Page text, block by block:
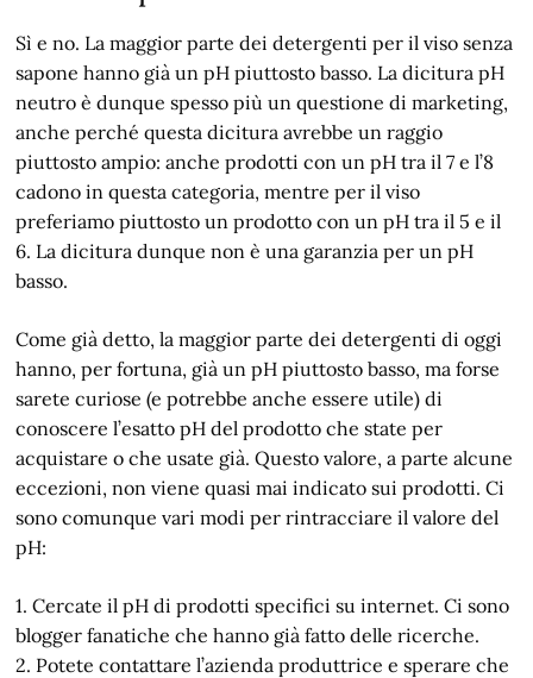
Sì e no. La maggior parte dei detergenti per il viso senza
sapone hanno già un pH piuttosto basso. La dicitura pH
neutro è dunque spesso più un questione di marketing,
anche perché questa dicitura avrebbe un raggio
piuttosto ampio: anche prodotti con un pH tra il 7 e l’8
cadono in questa categoria, mentre per il viso
preferiamo piuttosto un prodotto con un pH tra il 5 e il
6. La dicitura dunque non è una garanzia per un pH
basso.
Come già detto, la maggior parte dei detergenti di oggi
hanno, per fortuna, già un pH piuttosto basso, ma forse
sarete curiose (e potrebbe anche essere utile) di
conoscere l’esatto pH del prodotto che state per
acquistare o che usate già. Questo valore, a parte alcune
eccezioni, non viene quasi mai indicato sui prodotti. Ci
sono comunque vari modi per rintracciare il valore del
pH:
1. Cercate il pH di prodotti specifici su internet. Ci sono
blogger fanatiche che hanno già fatto delle ricerche.
2. Potete contattare l’azienda produttrice e sperare che